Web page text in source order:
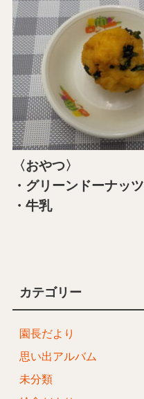
〈おやつ〉
・グリーンドーナッツ
・牛乳
カテゴリー
園長だより
思い出アルバム
未分類